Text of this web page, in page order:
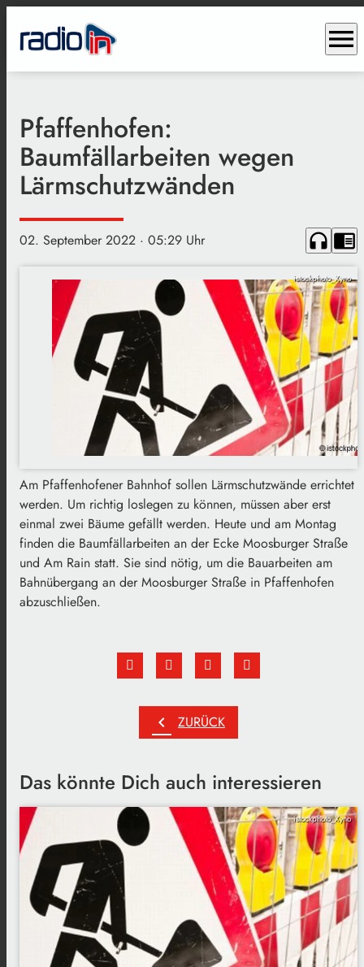
menu
Pfaffenhofen:
Baumfällarbeiten wegen
Lärmschutzwänden
02. September 2022 · 05:29 Uhr headphones chrome_reader_mode
istockphoto_Xyno
Am Pfaffenhofener Bahnhof sollen Lärmschutzwände errichtet
werden. Um richtig loslegen zu können, müssen aber erst
einmal zwei Bäume gefällt werden. Heute und am Montag
finden die Baumfällarbeiten an der Ecke Moosburger Straße
und Am Rain statt. Sie sind nötig, um die Bauarbeiten am
Bahnübergang an der Moosburger Straße in Pfaffenhofen
abzuschließen.
chevron_left ZURÜCK
Das könnte Dich auch interessieren
istockphoto_Xyno